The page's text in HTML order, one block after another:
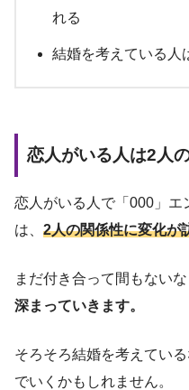
れる
結婚を考えている人
恋人がいる人は2人
恋人がいる人で「000」エ
は、 2人の関係性に変化が
まだ付き合って間もないな
深まっていきます。
そろそろ結婚を考えてい
でいくかもしれません。